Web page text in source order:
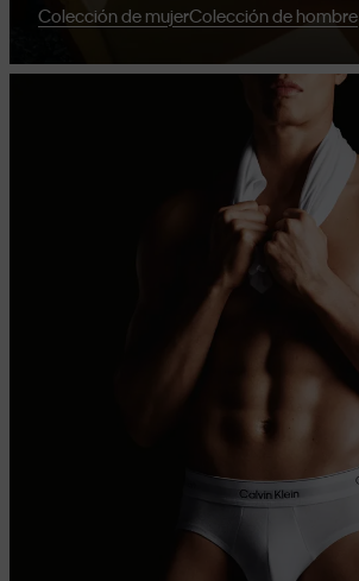
Colección de mujerColección de hombre